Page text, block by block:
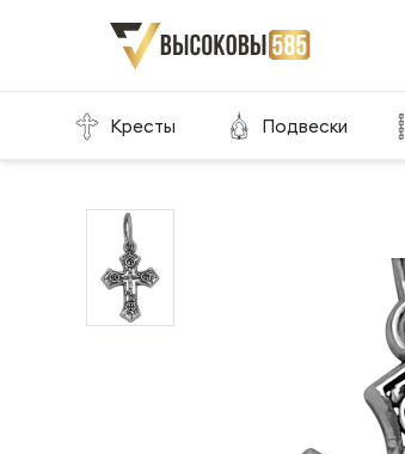
Кресты Подвески
Главная Склад готовой продукции